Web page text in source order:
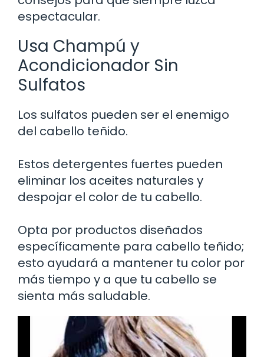
espectacular.
Usa Champú y
Acondicionador Sin
Sulfatos
Los sulfatos pueden ser el enemigo
del cabello teñido.
Estos detergentes fuertes pueden
eliminar los aceites naturales y
despojar el color de tu cabello.
Opta por productos diseñados
específicamente para cabello teñido;
esto ayudará a mantener tu color por
más tiempo y a que tu cabello se
sienta más saludable.